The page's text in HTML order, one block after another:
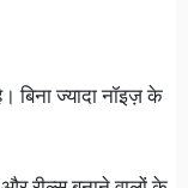
बिना ज्यादा नॉइज़ के